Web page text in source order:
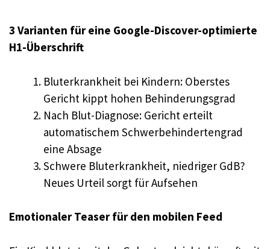
3 Varianten für eine Google-Discover-optimierte
H1-Überschrift
Bluterkrankheit bei Kindern: Oberstes
Gericht kippt hohen Behinderungsgrad
Nach Blut-Diagnose: Gericht erteilt
automatischem Schwerbehindertengrad
eine Absage
Schwere Bluterkrankheit, niedriger GdB?
Neues Urteil sorgt für Aufsehen
Emotionaler Teaser für den mobilen Feed